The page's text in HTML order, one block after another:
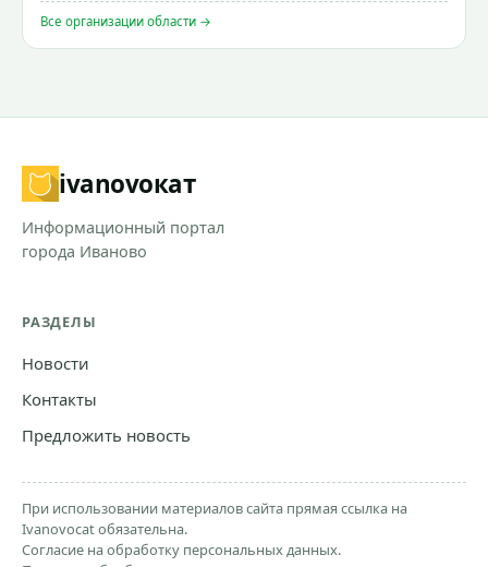
Все организации области →
ivanovoкат
Информационный портал
города Иваново
РАЗДЕЛЫ
Новости
Контакты
Предложить новость
При использовании материалов сайта прямая ссылка на
Ivanovocat обязательна.
Согласие на обработку персональных данных.